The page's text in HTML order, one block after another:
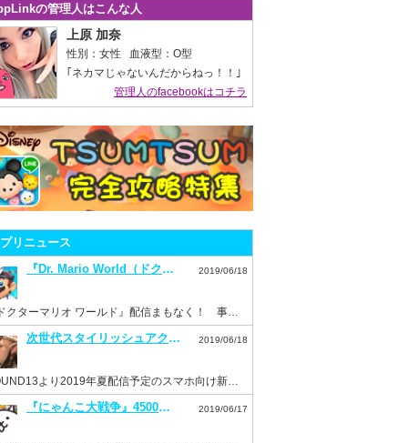
の管理人はこんな人
上原 加奈
性別：女性 血液型：O型
｢ネカマじゃないんだからねっ！！｣
管理人のfacebookはコチラ
リニュース
『Dr. Mario World（ドクターマリオ ワールド）』7月10日配信決定！事前登録もスタート！
2019/06/18
『ドクターマリオ ワールド』配信まもなく！ 事前登録を済ませておこう！
次世代スタイリッシュアクション『ハンドレッドソウル』事前登録スタート！ 2019/06/18
HOUND13より2019年夏配信予定のスマホ向け新作ゲーム『ハンドレッドソウル』事前登録開始
『にゃんこ大戦争』4500万DL突破記念イベントを開催。毎日ログインでネコカン20個もらえる！ 2019/06/17